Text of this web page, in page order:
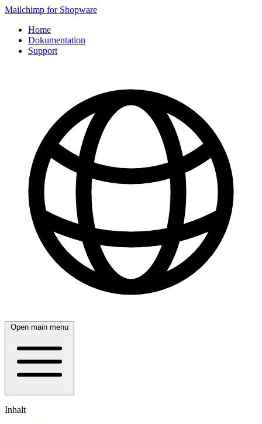
Mailchimp for Shopware
Home
Dokumentation
Support
Open main menu
Inhalt